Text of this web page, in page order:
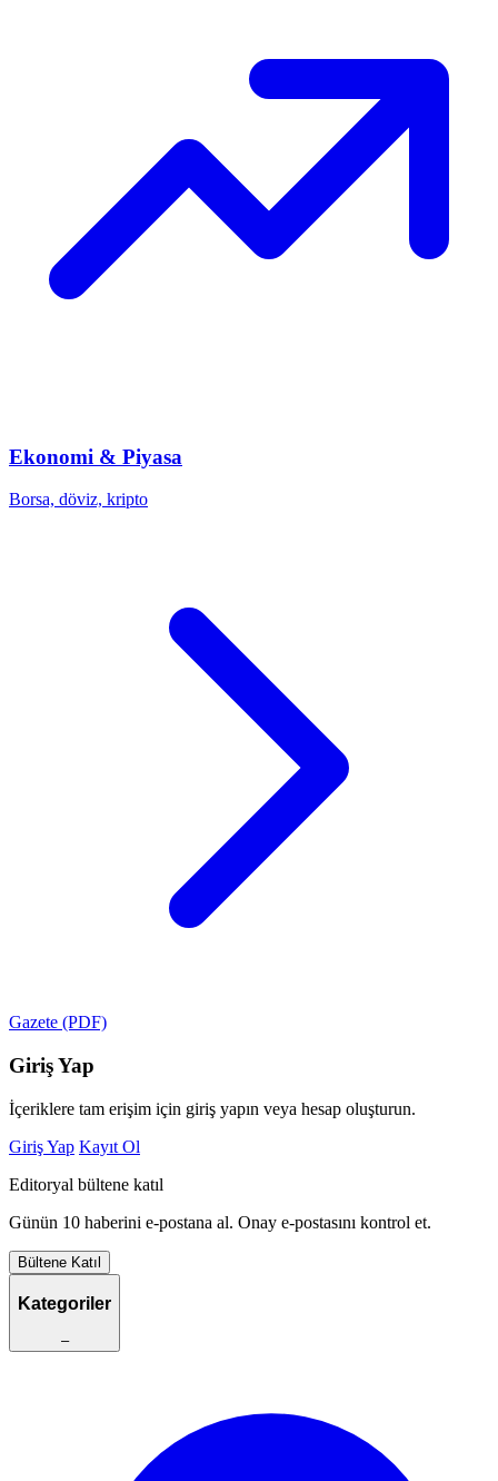
Ekonomi & Piyasa
Borsa, döviz, kripto
Gazete (PDF)
Giriş Yap
İçeriklere tam erişim için giriş yapın veya hesap oluşturun.
Giriş Yap Kayıt Ol
Editoryal bültene katıl
Günün 10 haberini e-postana al. Onay e-postasını kontrol et.
Bültene Katıl
Kategoriler
–